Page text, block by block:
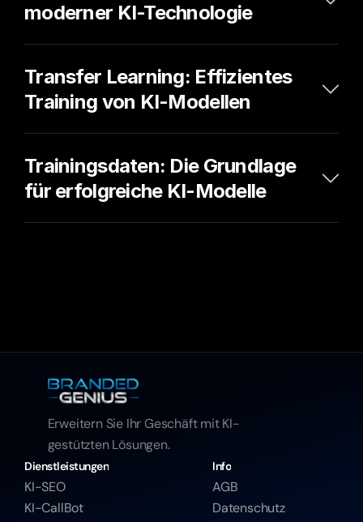
moderner KI-Technologie
Transfer Learning: Effizientes
Training von KI-Modellen
Trainingsdaten: Die Grundlage
für erfolgreiche KI-Modelle
Erweitern Sie Ihr Geschäft mit KI-
gestützten Lösungen.
Dienstleistungen
KI-SEO
KI-CallBot
Info
AGB
Datenschutz